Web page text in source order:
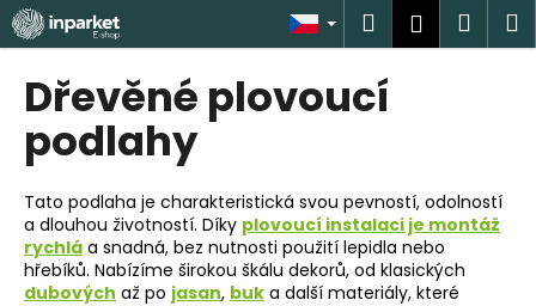
Přejít
na
obsah
Hledat
Dřevěné plovoucí
podlahy
Tato podlaha je charakteristická svou pevností, odolností
a dlouhou životností. Díky plovoucí instalaci je montáž
rychlá a snadná, bez nutnosti použití lepidla nebo
hřebíků. Nabízíme širokou škálu dekorů, od klasických
dubových až po jasan, buk a další materiály, které
K
o
C
o
p
o
t
ř